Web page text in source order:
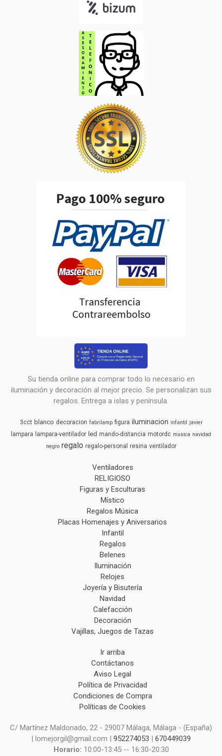
Su tienda online para comprar todo lo necesario en
iluminación y decoración al mejor precio. Se personalizan sus
regalos. Entrega a islas y península.
3cct blanco decoracion fabrilamp figura iluminacion infantil javier
lampara lampara-ventilador led mando-distancia motordc musica navidad
negro regalo regalo-personal resina ventilador
Ventiladores
RELIGIOSO
Figuras y Esculturas
Místico
Regalos Música
Placas Homenajes y Aniversarios
Infantil
Regalos
Belenes
Iluminación
Relojes
Joyería y Bisutería
Navidad
Calefacción
Decoración
Vajillas, Juegos de Tazas
Ir arriba
Contáctanos
Aviso Legal
Política de Privacidad
Condiciones de Compra
Políticas de Cookies
C/ Martínez Maldonado, 22 - 29007 Málaga, Málaga - (España)
| lomejorgil@gmail.com | 952274053
670449039
Horario: 10:00-13:45 -- 16:30-20:30